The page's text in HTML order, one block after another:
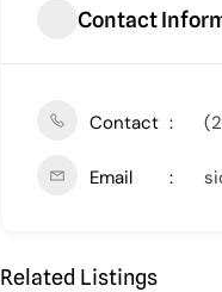
Contact
Contact
Email
Related Listings